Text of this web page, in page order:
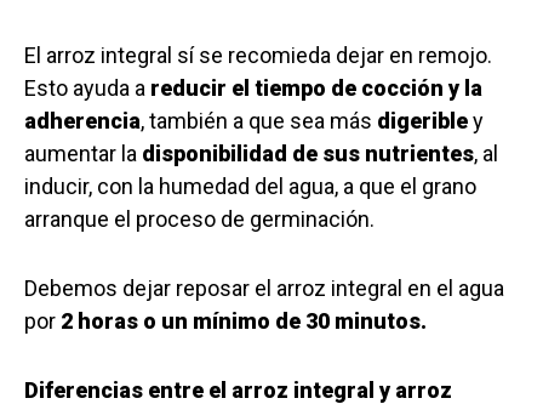
El arroz integral sí se recomieda dejar en remojo.
Esto ayuda a reducir el tiempo de cocción y la
adherencia, también a que sea más digeribley
aumentar la disponibilidad de sus nutrientes, al
inducir, con la humedad del agua, a que el grano
arranque el proceso de germinación.
Debemos dejar reposar el arroz integral en el agua
por 2 horas o un mínimo de 30 minutos.
Diferencias entre el arroz integral y arroz